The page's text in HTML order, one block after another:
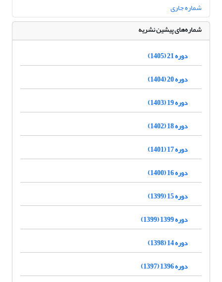
شماره جاری
شماره‌های پیشین نشریه
دوره 21 (1405)
دوره 20 (1404)
دوره 19 (1403)
دوره 18 (1402)
دوره 17 (1401)
دوره 16 (1400)
دوره 15 (1399)
دوره 1399 (1399)
دوره 14 (1398)
دوره 1396 (1397)